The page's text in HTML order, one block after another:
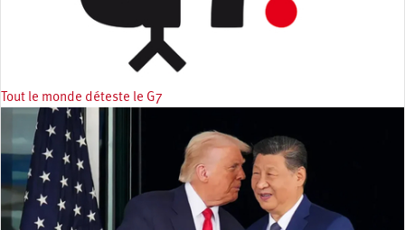
Tout le monde déteste le G7